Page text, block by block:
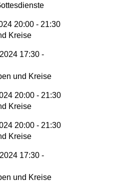
20:00 - 21:30
Kreise
17:30 -
und Kreise
20:00 - 21:30
Kreise
20:00 - 21:30
Kreise
17:30 -
und Kreise